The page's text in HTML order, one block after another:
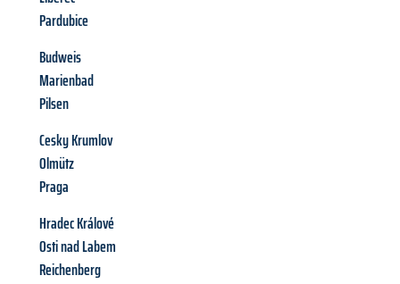
Pardubice
Budweis
Marienbad
Pilsen
Cesky Krumlov
Olmütz
Praga
Hradec Králové
Osti nad Labem
Reichenberg